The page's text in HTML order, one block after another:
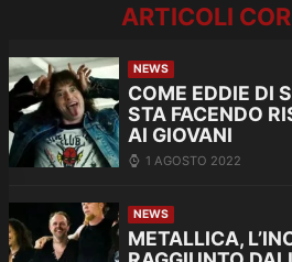
ARTICOLI
NEWS
COME EDDIE DI
STA FACENDO
AI GIOVANI
1 AGOSTO 2022
NEWS
METALLICA,